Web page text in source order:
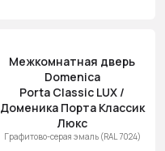
Межкомнатная дверь
Domenica
Porta Classic LUX /
Доменика Порта Классик
Люкс
Графитово-серая эмаль (RAL 7024)